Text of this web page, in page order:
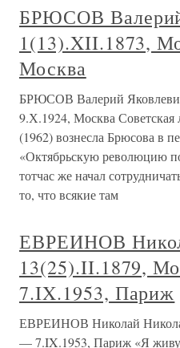
БРЮСОВ
1(13).XII.1873,
Москва
БРЮСОВ Валерий
9.Х.1924, Москва Советская
(1962) вознесла Брюсова в
«Октябрьскую революцию
тотчас же начал
то, что всякие там
ЕВРЕИНОВ
13(25).II.1879,
7.IX.1953, Париж
ЕВРЕИНОВ Николай
— 7.IX.1953, Париж «Я